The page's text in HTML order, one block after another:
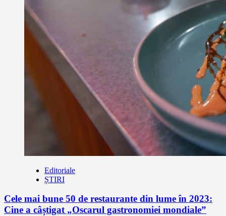
Editoriale
ȘTIRI
Cele mai bune 50 de restaurante din lume în 2023:
Cine a câștigat „Oscarul gastronomiei mondiale”